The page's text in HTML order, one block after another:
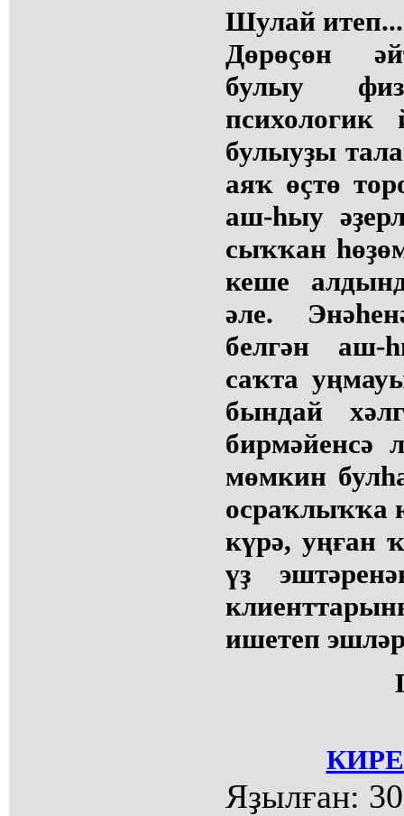
Шулай итеп...
Дөрөҫөн
булыу
психологик
булыуҙы
аяҡ өҫтө
аш-һыу
сыҡҡан
кеше
әле.
белгән
саҡта
бындай
бирмәйенсә
мөмкин
осраҡлыҡҡа
күрә, уңған
үҙ
ишетеп
Яҙылған: